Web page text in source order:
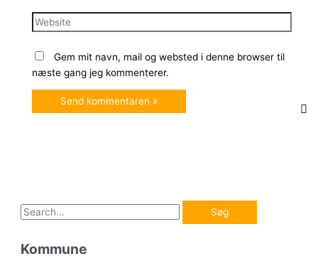
Website
Gem mit navn, mail og websted i denne browser til
næste gang jeg kommenterer.
S
g
Kommune